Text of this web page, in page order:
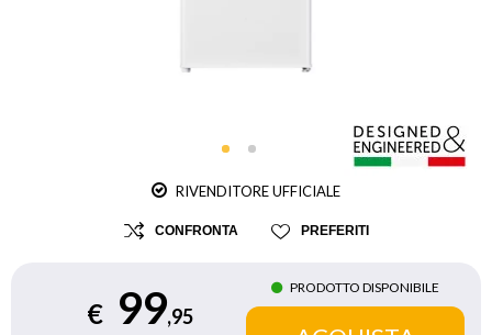
RIVENDITORE UFFICIALE
CONFRONTA PREFERITI
€ 99,95
PRODOTTO DISPONIBILE